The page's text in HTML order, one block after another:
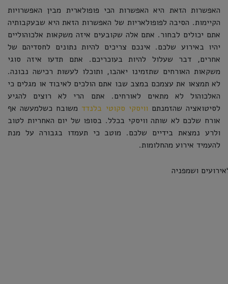
האפשרות הזאת היא האפשרות הכי פופולארית מבין האפשרויות
הקיימות. הסיבה לפופולאריות של האפשרות הזאת היא שבעקבותיה
אתם יכולים לבחור. אתם אלה שקובעים איזה משקאות אלכוהוליים
יהיו באירוע שלכם. אינכם צריכים להיות נתונים לחסדיהם של
אחרים, דבר שעלול להיות בעוכריכם. אתם תדעו איזה סוגי
משקאות האורחים שתזמינו יאהבו, ותוכלו לעשות רכישה נבונה.
לא תמצאו את עצמכם במצב שבו אתם הולכים לאיבוד או מגלים כי
האלכוהול לא מתאים לאורחים. אתם הרי לא רוצים להגיע
לסיטואציה שהזמנתם וויסקי סקוטי בלנדדמשובח כשלמעשה אף
אורח שלכם לא שותה וויסקי בכלל. בסופו של יום האחריות לטוב
ולרע נמצאת בידיים שלכם. מוטב כי תעמדו בגבורה על מנת
להעמיד אירוע מהחלומות.